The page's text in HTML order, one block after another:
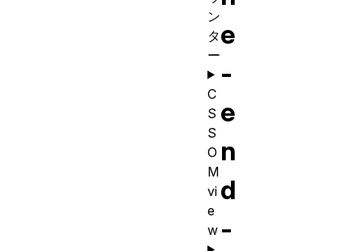
e
-
e
n
d
-
ン
タ
ー
C
S
S
O
M
vi
e
w